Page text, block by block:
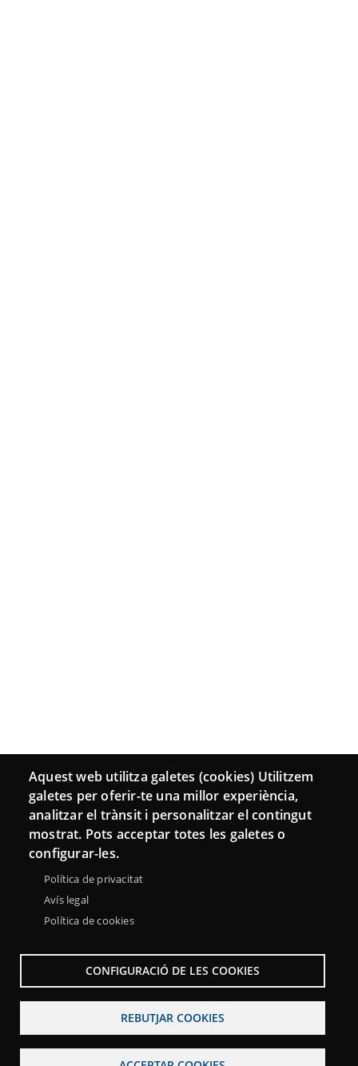
Aquest web utilitza galetes (cookies) Utilitzem
galetes per oferir-te una millor experiència,
analitzar el trànsit i personalitzar el contingut
mostrat. Pots acceptar totes les galetes o
configurar-les.
Política de privacitat
Avís legal
Política de cookies
CONFIGURACIÓ DE LES COOKIES
REBUTJAR COOKIES